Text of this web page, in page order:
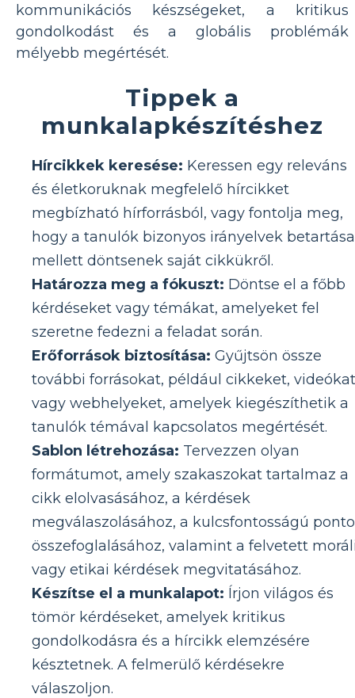
kommunikációs készségeket, a kritikus
gondolkodást és a globális problémák
mélyebb megértését.
Tippek a
munkalapkészítéshez
Hírcikkek keresése: Keressen egy releváns
és életkoruknak megfelelő hírcikket
megbízható hírforrásból, vagy fontolja meg,
hogy a tanulók bizonyos irányelvek betartása
mellett döntsenek saját cikkükről.
Határozza meg a fókuszt: Döntse el a főbb
kérdéseket vagy témákat, amelyeket fel
szeretne fedezni a feladat során.
Erőforrások biztosítása: Gyűjtsön össze
további forrásokat, például cikkeket, videókat
vagy webhelyeket, amelyek kiegészíthetik a
tanulók témával kapcsolatos megértését.
Sablon létrehozása: Tervezzen olyan
formátumot, amely szakaszokat tartalmaz a
cikk elolvasásához, a kérdések
megválaszolásához, a kulcsfontosságú
összefoglalásához, valamint a felvetett
vagy etikai kérdések megvitatásához.
Készítse el a munkalapot: Írjon világos és
tömör kérdéseket, amelyek kritikus
gondolkodásra és a hírcikk elemzésére
késztetnek. A felmerülő kérdésekre
válaszoljon.